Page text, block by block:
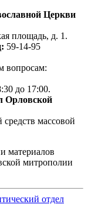
Церкви
площадь, д. 1.
59-14-95
вопросам:
до 17:00.
Орловской
массовой
материалов
митрополии
отдел